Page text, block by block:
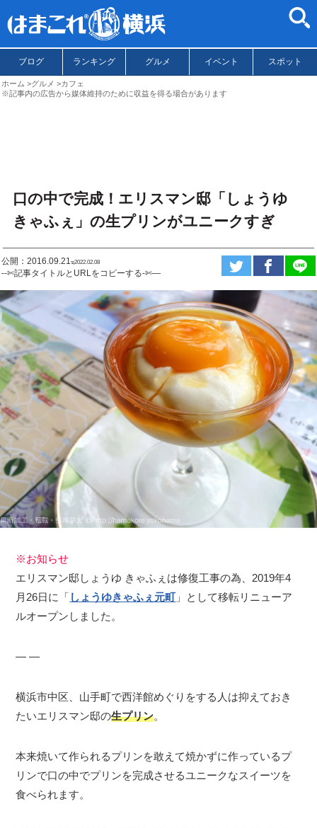
ブログ ランキング グルメ イベント スポット
ホーム グルメ
カフェ
※記事内の広告から媒体維持のために収益を得る場合があります
口の中で完成！エリスマン邸「しょうゆ
きゃふぇ」の生プリンがユニークすぎ
公開：2016.09.21ಇ2022.02.08
--✄記事タイトルとURLをコピーする-✄—
※お知らせ
エリスマン邸しょうゆ きゃふぇは修復工事の為、2019年4
月26日に「 しょうゆきゃふぇ元町」として移転リニューア
ルオープンしました。
― ―
横浜市中区、山手町で西洋館めぐりをする人は抑えておき
たいエリスマン邸の生プリン。
本来焼いて作られるプリンを敢えて焼かずに作っているプ
リンで口の中でプリンを完成させるユニークなスイーツを
食べられます。